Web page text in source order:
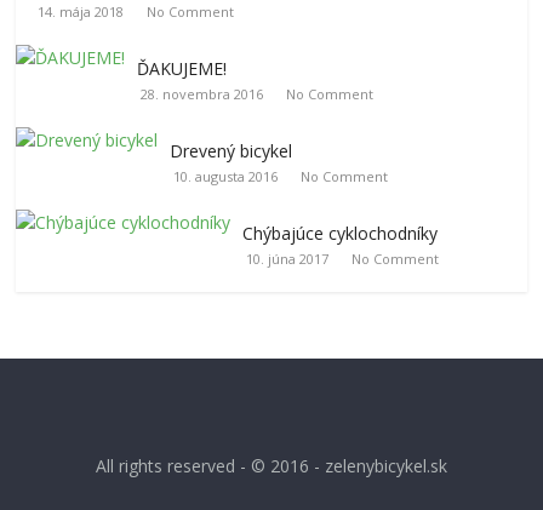
14. mája 2018 No Comment
ĎAKUJEME!
28. novembra 2016 No Comment
Drevený bicykel
10. augusta 2016 No Comment
Chýbajúce cyklochodníky
10. júna 2017 No Comment
All rights reserved - © 2016 - zelenybicykel.sk